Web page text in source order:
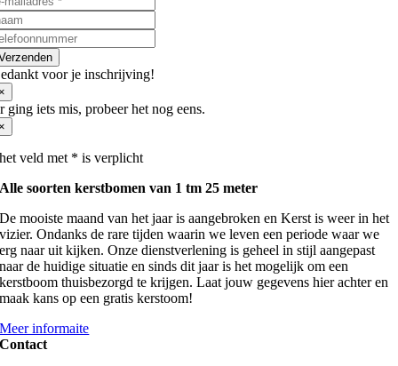
voor je inschrijving!
ging iets mis, probeer het nog eens.
het veld met * is verplicht
Alle soorten kerstbomen van 1 tm 25 meter
De mooiste maand van het jaar is aangebroken en Kerst is weer in het
vizier. Ondanks de rare tijden waarin we leven een periode waar we
erg naar uit kijken. Onze dienstverlening is geheel in stijl aangepast
naar de huidige situatie en sinds dit jaar is het mogelijk om een
kerstboom thuisbezorgd te krijgen. Laat jouw gegevens hier achter en
maak kans op een gratis kerstoom!
Meer informaite
Contact